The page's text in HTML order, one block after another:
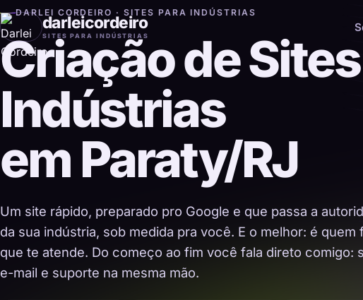
darleicordeiro
SITES PARA INDÚSTRIAS
DARLEI CORDEIRO · SITES PARA INDÚSTRIAS
Criação de
Indústrias
em Paraty/RJ
Um site rápido, preparado pro Google e que passa a
da sua indústria, sob medida pra você. E o melhor: é quem
que te atende. Do começo ao fim você fala direto comigo:
e-mail e suporte na mesma mão.